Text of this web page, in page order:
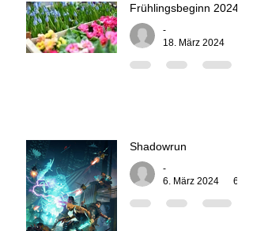
Frühlingsbeginn 2024
-
18. März 2024
Shadowrun
-
6. März 2024